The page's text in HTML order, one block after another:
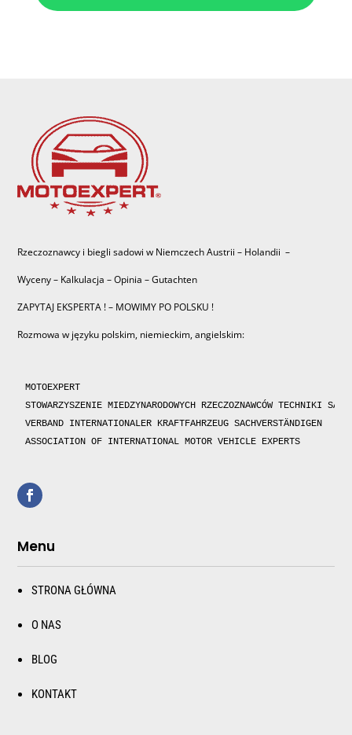
Rzeczoznawcy i biegli sadowi w Niemczech Austrii – Holandii –
Wyceny – Kalkulacja – Opinia – Gutachten
ZAPYTAJ EKSPERTA ! – MOWIMY PO POLSKU !
Rozmowa w języku polskim, niemieckim, angielskim:
MOTOEXPERT
STOWARZYSZENIE MIEDZYNARODOWYCH RZECZOZNAWCÓW TECHNIKI
VERBAND INTERNATIONALER KRAFTFAHRZEUG SACHVERSTÄNDIGEN
ASSOCIATION OF INTERNATIONAL MOTOR VEHICLE EXPERTS
Menu
STRONA GŁÓWNA
O NAS
BLOG
KONTAKT